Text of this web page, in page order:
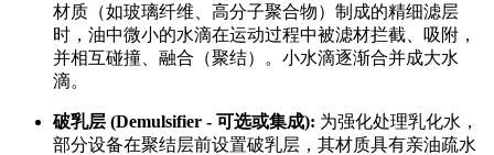
材质（如玻璃纤维、高分子聚合物）制成的精细滤层
时，油中微小的水滴在运动过程中被滤材拦截、吸附，
并相互碰撞、融合（聚结）。小水滴逐渐合并成大水
滴。
破乳层 (Demulsifier - 可选或集成): 为强化处理乳化水，
部分设备在聚结层前设置破乳层，其材质具有亲油疏水